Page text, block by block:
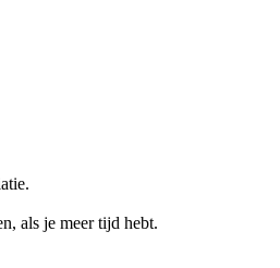
als je meer tijd hebt.